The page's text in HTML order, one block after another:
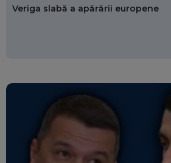
Veriga slabă a apărării europene